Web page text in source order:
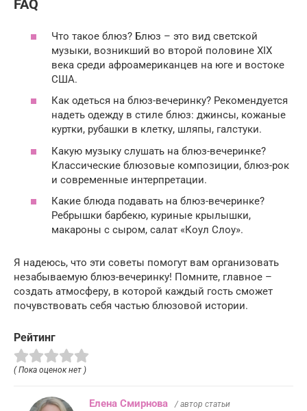
FAQ
Что такое блюз? Блюз – это вид светской
музыки, возникший во второй половине XIX
века среди афроамериканцев на юге и востоке
США.
Как одеться на блюз-вечеринку? Рекомендуется
надеть одежду в стиле блюз: джинсы, кожаные
куртки, рубашки в клетку, шляпы, галстуки.
Какую музыку слушать на блюз-вечеринке?
Классические блюзовые композиции, блюз-рок
и современные интерпретации.
Какие блюда подавать на блюз-вечеринке?
Ребрышки барбекю, куриные крылышки,
макароны с сыром, салат «Коул Слоу».
Я надеюсь, что эти советы помогут вам организовать
незабываемую блюз-вечеринку! Помните, главное –
создать атмосферу, в которой каждый гость сможет
почувствовать себя частью блюзовой истории.
Рейтинг
( Пока оценок нет )
Елена Смирнова / автор статьи